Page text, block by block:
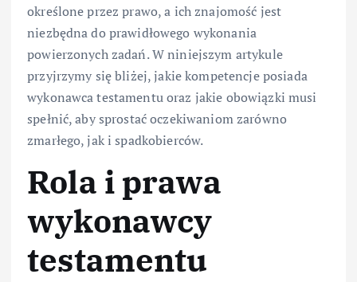
określone przez prawo, a ich znajomość jest
niezbędna do prawidłowego wykonania
powierzonych zadań. W niniejszym artykule
przyjrzymy się bliżej, jakie kompetencje posiada
wykonawca testamentu oraz jakie obowiązki musi
spełnić, aby sprostać oczekiwaniom zarówno
zmarłego, jak i spadkobierców.
Rola i prawa
wykonawcy
testamentu